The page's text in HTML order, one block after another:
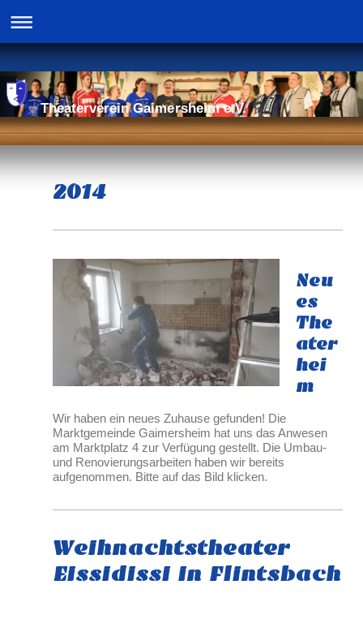
Theaterverein Gaimersheim e.V.
2014
Neu
es
The
ater
hei
m
Wir haben ein neues Zuhause gefunden! Die
Marktgemeinde Gaimersheim hat uns das Anwesen
am Marktplatz 4 zur Verfügung gestellt. Die Umbau-
und Renovierungsarbeiten haben wir bereits
aufgenommen. Bitte auf das Bild klicken.
Weihnachtstheater
Eissidissi in Flintsbach